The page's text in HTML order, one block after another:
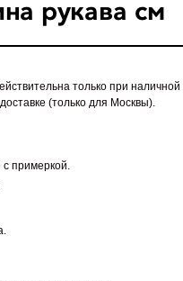
только при наличной
(только для Москвы).
с примеркой.